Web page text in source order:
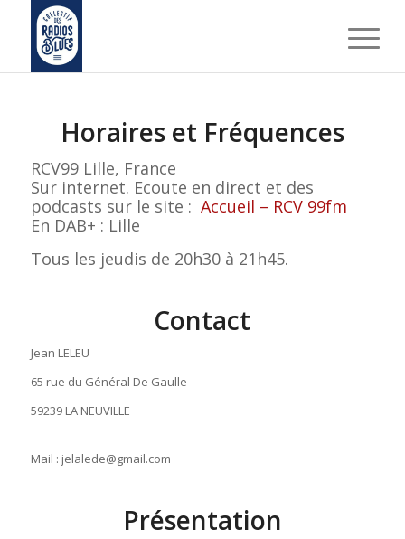
Horaires et Fréquences
RCV99 Lille, France
Sur internet. Ecoute en direct et des
podcasts sur le site : Accueil – RCV 99fm
En DAB+ : Lille
Tous les jeudis de 20h30 à 21h45.
Contact
Jean LELEU
65 rue du Général De Gaulle
59239 LA NEUVILLE
Mail : jelalede@gmail.com
Présentation